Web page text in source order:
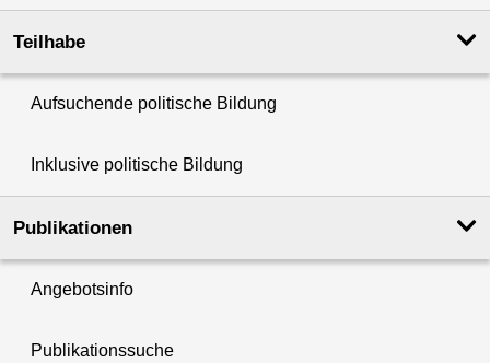
Teilhabe
Aufsuchende politische Bildung
Inklusive politische Bildung
Publikationen
Angebotsinfo
Publikationssuche